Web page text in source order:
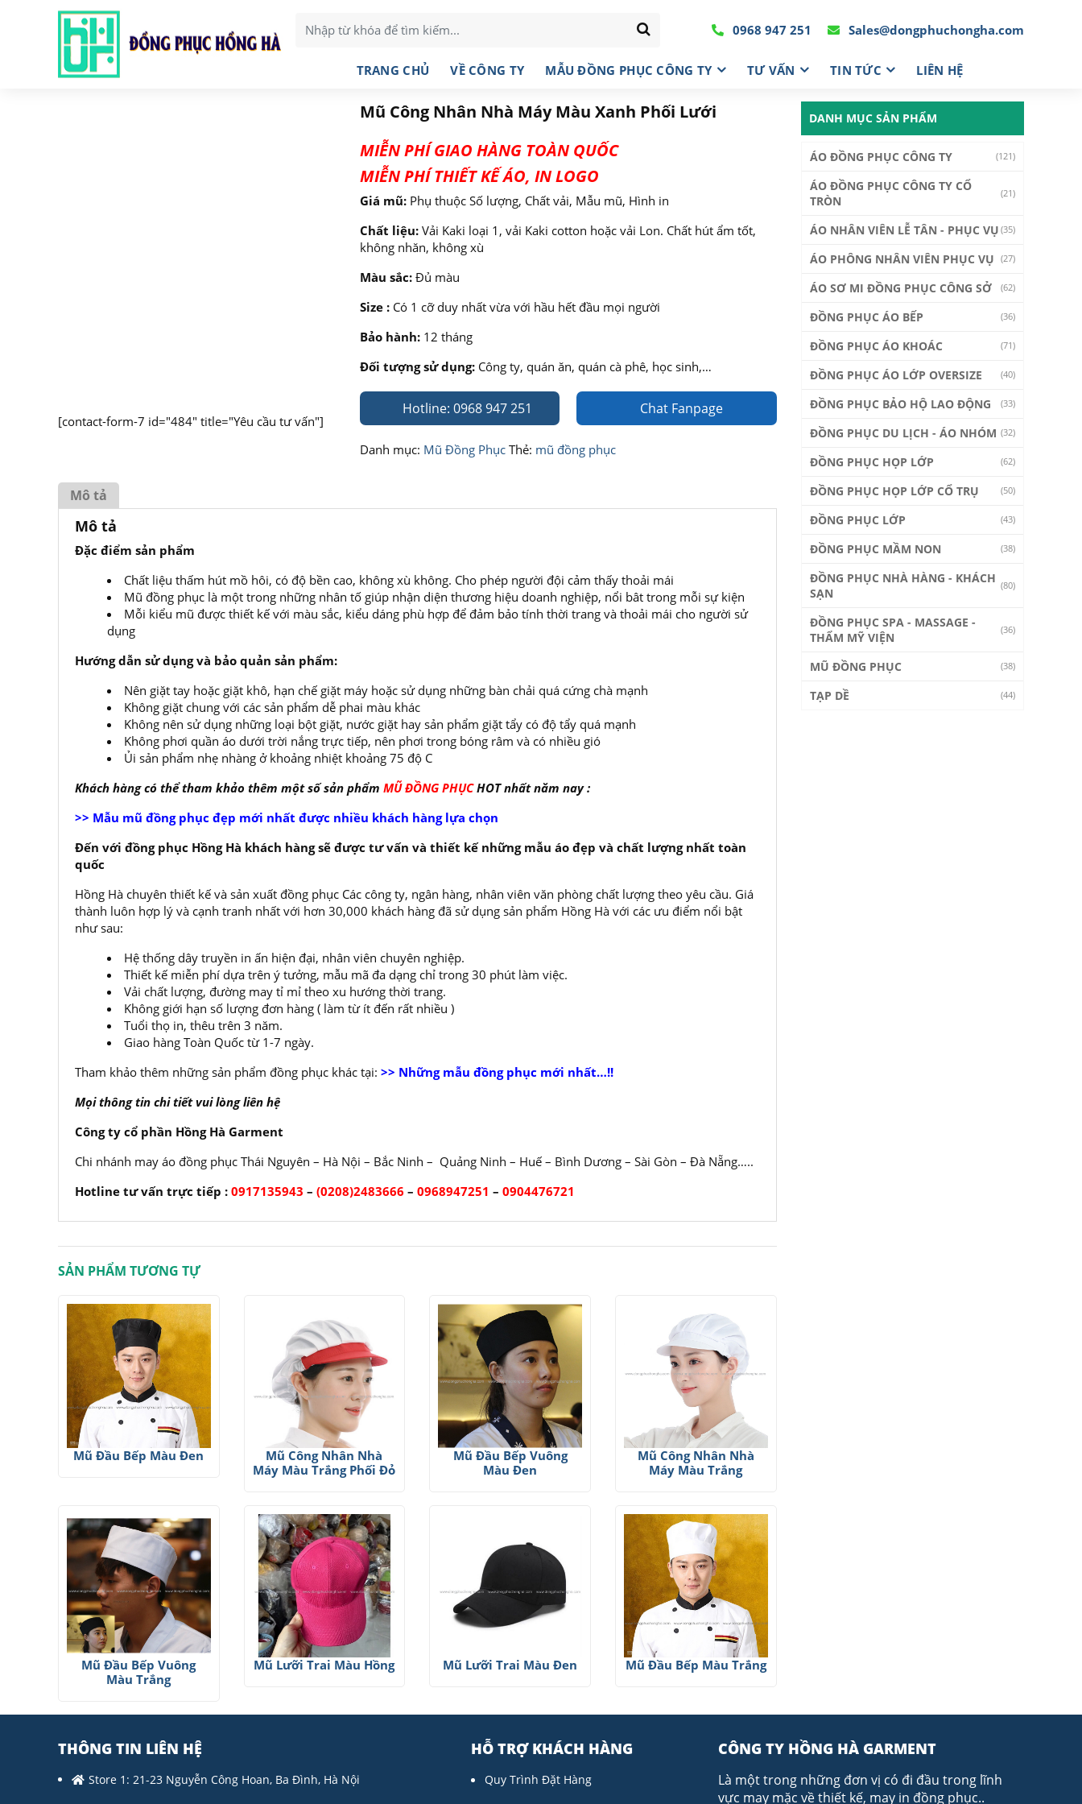
0968 947 251 Sales@dongphuchongha.com
TRANG CHỦ VỀ CÔNG TY MẪU ĐỒNG PHỤC CÔNG TY TƯ VẤN TIN TỨC LIÊN HỆ
[contact-form-7 id="484" title="Yêu cầu tư vấn"]
Mũ Công Nhân Nhà Máy Màu Xanh Phối Lưới
MIỄN PHÍ GIAO HÀNG TOÀN QUỐC
MIỄN PHÍ THIẾT KẾ ÁO, IN LOGO
Giá mũ:Phụ thuộc Số lượng, Chất vải, Mẫu mũ, Hình in
Chất liệu:Vải Kaki loại 1, vải Kaki cotton hoặc vải Lon. Chất hút ẩm tốt,
không nhăn, không xù
Màu sắc: Đủ màu
Size :Có 1 cỡ duy nhất vừa với hầu hết đầu mọi người
Bảo hành:12 tháng
Đối tượng sử dụng:Công ty, quán ăn, quán cà phê, học sinh,…
Hotline: 0968 947 251 Chat Fanpage
Danh mục: Mũ Đồng Phục Thẻ: mũ đồng phục
Mô tả
Mô tả
Đặc điểm sản phẩm
Chất liệu thấm hút mồ hôi, có độ bền cao, không xù không. Cho phép người đội cảm thấy thoải mái
Mũ đồng phục là một trong những nhân tố giúp nhận diện thương hiệu doanh nghiệp, nổi bât trong mỗi sự kiện
Mỗi kiểu mũ được thiết kế với màu sắc, kiểu dáng phù hợp để đảm bảo tính thời trang và thoải mái cho người sử
dụng
Hướng dẫn sử dụng và bảo quản sản phẩm:
Nên giặt tay hoặc giặt khô, hạn chế giặt máy hoặc sử dụng những bàn chải quá cứng chà mạnh
Không giặt chung với các sản phẩm dễ phai màu khác
Không nên sử dụng những loại bột giặt, nước giặt hay sản phẩm giặt tẩy có độ tẩy quá mạnh
Không phơi quần áo dưới trời nắng trực tiếp, nên phơi trong bóng râm và có nhiều gió
Ủi sản phẩm nhẹ nhàng ở khoảng nhiệt khoảng 75 độ C
Khách hàng có thể tham khảo thêm một số sản phẩm MŨ ĐỒNG PHỤCHOT nhất năm nay :
>> Mẫu mũ đồng phục đẹp mới nhất được nhiều khách hàng lựa chọn
Đến với đồng phục Hồng Hà khách hàng sẽ được tư vấn và thiết kế những mẫu áo đẹp và chất lượng nhất toàn
quốc
Hồng Hà chuyên thiết kế và sản xuất đồng phục Các công ty, ngân hàng, nhân viên văn phòng chất lượng theo yêu cầu. Giá
thành luôn hợp lý và cạnh tranh nhất với hơn 30,000 khách hàng đã sử dụng sản phẩm Hồng Hà với các ưu điểm nổi bật
như sau:
Hệ thống dây truyền in ấn hiện đại, nhân viên chuyên nghiệp.
Thiết kế miễn phí dựa trên ý tưởng, mẫu mã đa dạng chỉ trong 30 phút làm việc.
Vải chất lượng, đường may tỉ mỉ theo xu hướng thời trang.
Không giới hạn số lượng đơn hàng ( làm từ ít đến rất nhiều )
Tuổi thọ in, thêu trên 3 năm.
Giao hàng Toàn Quốc từ 1-7 ngày.
Tham khảo thêm những sản phẩm đồng phục khác tại: >> Những mẫu đồng phục mới nhất…!!
Mọi thông tin chi tiết vui lòng liên hệ
Công ty cổ phần Hồng Hà Garment
Chi nhánh may áo đồng phục Thái Nguyên – Hà Nội – Bắc Ninh – Quảng Ninh – Huế – Bình Dương – Sài Gòn – Đà Nẵng…..
Hotline tư vấn trực tiếp : 0917135943 – (0208)2483666 – 0968947251 – 0904476721
SẢN PHẨM TƯƠNG TỰ
Mũ Đầu Bếp Màu Đen
Mũ Công Nhân Nhà
Máy Màu Trắng Phối Đỏ
Mũ Đầu Bếp Vuông
Màu Đen
Mũ Công Nhân Nhà
Máy Màu Trắng
Mũ Đầu Bếp Vuông
Màu Trắng
Mũ Lưỡi Trai Màu Hồng Mũ Lưỡi Trai Màu Đen Mũ Đầu Bếp Màu Trắng
DANH MỤC SẢN PHẨM
ÁO ĐỒNG PHỤC CÔNG TY (121)
ÁO ĐỒNG PHỤC CÔNG TY CỔ
TRÒN
(21)
ÁO NHÂN VIÊN LỄ TÂN - PHỤC VỤ (35)
ÁO PHÔNG NHÂN VIÊN PHỤC VỤ (27)
ÁO SƠ MI ĐỒNG PHỤC CÔNG SỞ (62)
ĐỒNG PHỤC ÁO BẾP (36)
ĐỒNG PHỤC ÁO KHOÁC (71)
ĐỒNG PHỤC ÁO LỚP OVERSIZE (40)
ĐỒNG PHỤC BẢO HỘ LAO ĐỘNG (33)
ĐỒNG PHỤC DU LỊCH - ÁO NHÓM (32)
ĐỒNG PHỤC HỌP LỚP (62)
ĐỒNG PHỤC HỌP LỚP CỔ TRỤ (50)
ĐỒNG PHỤC LỚP (43)
ĐỒNG PHỤC MẦM NON (38)
ĐỒNG PHỤC NHÀ HÀNG - KHÁCH
SẠN
(80)
ĐỒNG PHỤC SPA - MASSAGE -
THẨM MỸ VIỆN
(36)
MŨ ĐỒNG PHỤC (38)
TẠP DỀ (44)
THÔNG TIN LIÊN HỆ
Store 1: 21-23 Nguyễn Công Hoan, Ba Đình, Hà Nội
HỖ TRỢ KHÁCH HÀNG
Quy Trình Đặt Hàng
CÔNG TY HỒNG HÀ GARMENT
Là một trong những đơn vị có đi đầu trong lĩnh
vực may mặc về thiết kế, may in đồng phục..